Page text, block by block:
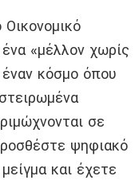
«μέλλον χωρίς
έναν κόσμο όπου
σε
ψηφιακό
και έχετε